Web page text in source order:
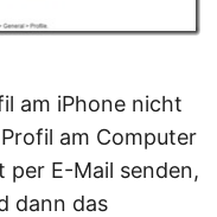
am iPhone nicht
am Computer
per E-Mail senden,
dann das